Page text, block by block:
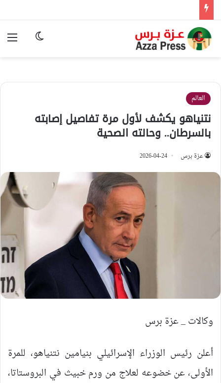
الوضع
العالم
نتنياهو يكشف لأول مرة تفاصيل إصابته
بالسرطان.. وحالته الصحية
عزة برس 2026-04-24
وكالات _ عزة برس
أعلن رئيس الوزراء الإسرائيلي بنيامين نتنياهو، للمرة
الأولى، عن خضوعه لعلاج من ورم خبيث في البروستاتا،